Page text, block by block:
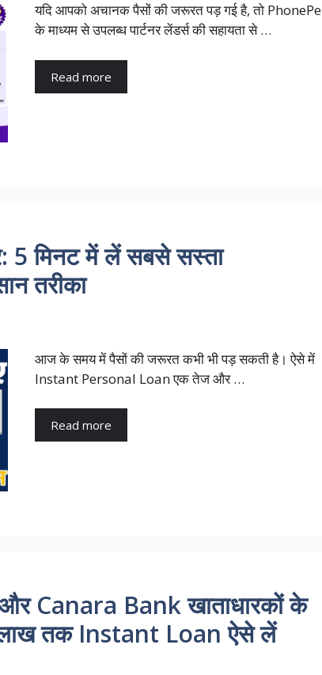
यदि आपको अचानक पैसों की जरूरत पड़ गई है, तो PhonePe
के माध्यम से उपलब्ध पार्टनर लेंडर्स की सहायता से …
Read more
5 मिनट में लें सबसे सस्ता
तरीका
आज के समय में पैसों की जरूरत कभी भी पड़ सकती है। ऐसे में
Instant Personal Loan एक तेज और …
Read more
Canara Bank खाताधारकों के
तक Instant Loan ऐसे लें